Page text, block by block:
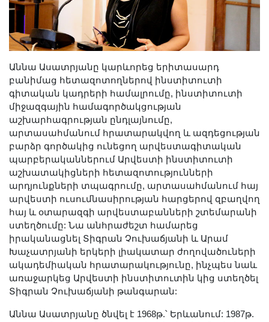
Երիտասարդ գիտնականի
ամբիոն
Մեր երախտավորները
Կայքի քարտեզ
Որոնում
Աննա Ասատրյանը կարևորեց երիտասարդ
բանիմաց հետազոտողներով ինստիտուտի
գիտական կադրերի համալրումը, ինստիտուտի
միջազգային համագործակցության
աշխարհագրության ընդլայնումը,
արտասահմանում հրատարակվող և ազդեցության
բարձր գործակից ունեցող արվեստագիտական
պարբերականներում Արվեստի ինստիտուտի
աշխատակիցների հետազոտությունների
արդյունքների տպագրումը, արտասահմանում հայ
արվեստի ուսումնասիրության հարցերով զբաղվող
հայ և օտարազգի արվեստաբանների շտեմարանի
ստեղծումը: Նա անհրաժեշտ համարեց
իրականացնել Տիգրան Չուխաճյանի և Արամ
Խաչատրյանի երկերի լիակատար ժողովածուների
ակադեմիական հրատարակությունը, ինչպես նաև
առաջարկեց Արվեստի ինստիտուտին կից ստեղծել
Տիգրան Չուխաճյանի թանգարան:
Աննա Ասատրյանը ծնվել է 1968թ.՝ Երևանում: 1987թ.